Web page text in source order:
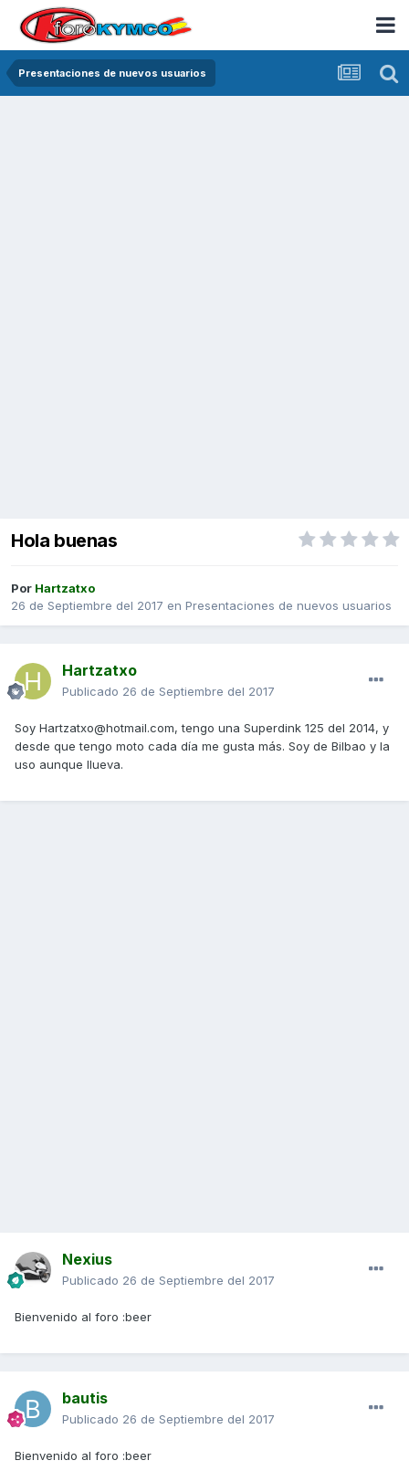
Presentaciones de nuevos usuarios
Hola buenas
Por Hartzatxo
26 de Septiembre del 2017 en Presentaciones de nuevos usuarios
Hartzatxo
Publicado 26 de Septiembre del 2017
Soy Hartzatxo@hotmail.com, tengo una Superdink 125 del 2014, y
desde que tengo moto cada día me gusta más. Soy de Bilbao y la
uso aunque llueva.
Nexius
Publicado 26 de Septiembre del 2017
Bienvenido al foro :beer
bautis
Publicado 26 de Septiembre del 2017
Bienvenido al foro :beer